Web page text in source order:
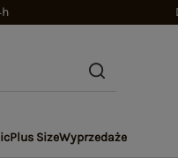
Plus SizeWyprzedaże